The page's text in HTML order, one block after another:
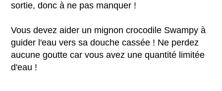
sortie, donc à ne pas manquer !
Vous devez aider un mignon crocodile Swampy à
guider l'eau vers sa douche cassée ! Ne perdez
aucune goutte car vous avez une quantité limitée
d'eau !